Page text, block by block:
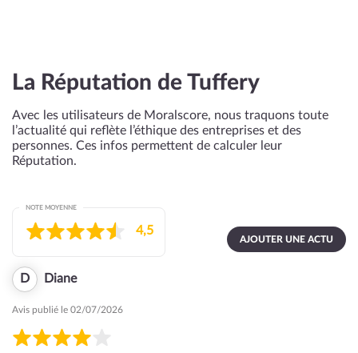
La Réputation de Tuffery
Avec les utilisateurs de Moralscore, nous traquons toute
l’actualité qui reflète l’éthique des entreprises et des
personnes. Ces infos permettent de calculer leur
Réputation.
AJOUTER UNE ACTU
NOTE MOYENNE
4,5
D Diane
Avis publié le 02/07/2026